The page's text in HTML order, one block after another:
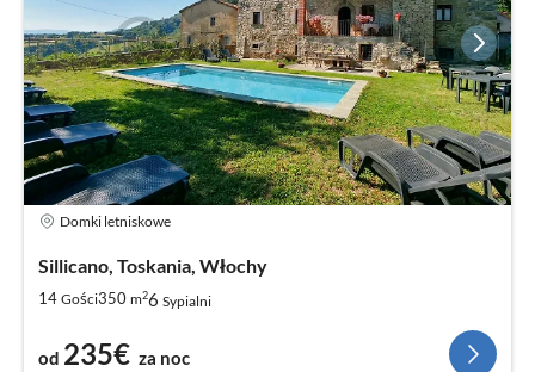
Domki letniskowe
Sillicano, Toskania, Włochy
14 Gości350 m26 Sypialni
od 235€ za noc